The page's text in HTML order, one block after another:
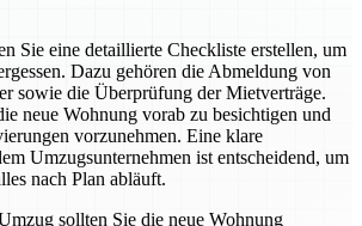
Sie eine detaillierte Checkliste erstellen, um
Dazu gehören die Abmeldung von
sowie die Überprüfung der Mietverträge.
neue Wohnung vorab zu besichtigen und
vorzunehmen. Eine klare
Umzugsunternehmen ist entscheidend, um
nach Plan abläuft.
sollten Sie die neue Wohnung